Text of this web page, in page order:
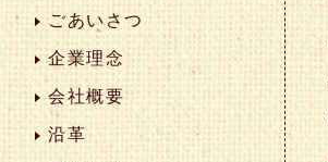
ごあいさつ
企業理念
会社概要
沿革